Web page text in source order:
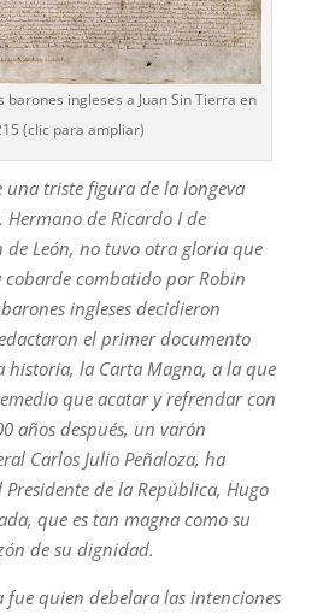
barones ingleses a Juan Sin Tierra en
(clic para ampliar)
triste figura de la longeva
de Ricardo I de
de León, no tuvo otra gloria que
cobarde combatido por Robin
ingleses decidieron
el primer documento
historia, la Carta Magna, a la que
que acatar y refrendar con
años después, un varón
Carlos Julio Peñaloza, ha
de la República, Hugo
que es tan magna como su
de su dignidad.
fue quien debelara las intenciones